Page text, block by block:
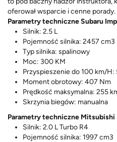
oferował wsparcie i cenne porady.
Parametry techniczne Subaru
Silnik: 2.5 L
Pojemność silnika: 2457 cm3
Typ silnika: spalinowy
Moc: 300 KM
Przyspieszenie do 100 km/H:
Moment obrotowy: 407 Nm
Prędkość maksymalna: 255
Skrzynia biegów: manualna
Parametry techniczne Mitsubishi
Silnik: 2.0 L Turbo R4
Pojemność silnika: 1997 cm3